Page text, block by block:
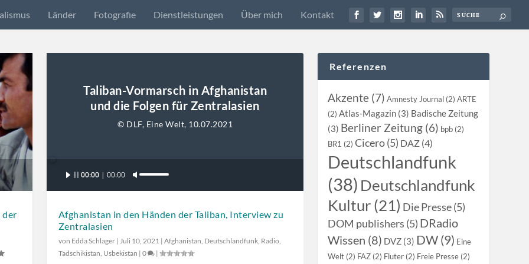
Länder Fotografie Dienstleistungen Über mich Kontakt
der
Taliban-Vormarsch in Afghanistan
und die Folgen für Zentralasien
© DLF, Eine Welt, 10.07.2021
Player
00:00 00:00
f
l
t
Afghanistan in den Händen der Taliban, Interview zu
Zentralasien
von Edda Schlager| Juli 10, 2021| Afghanistan, Deutschlandfunk, Radio,
Tadschikistan, Usbekistan | 0 |
Referenzen
Akzente (7) Amnesty Journal (2) ARTE
(2) Atlas-Magazin (3) Badische Zeitung
(3) Berliner Zeitung (6) bpb (2)
BR1 (2) Cicero (5) DAZ (4)
Deutschlandfunk
(38) Deutschlandfunk
Kultur (21) Die Presse (5)
DOM publishers (5) DRadio
Wissen (8) DVZ (3) DW (9) Eine
Welt (2) FAZ (2) Fluter (2) Freie Presse (2)